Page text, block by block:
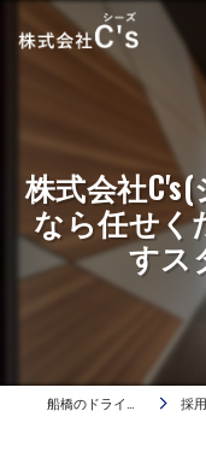
株式会社
なら任せく
すス
採用ブログ